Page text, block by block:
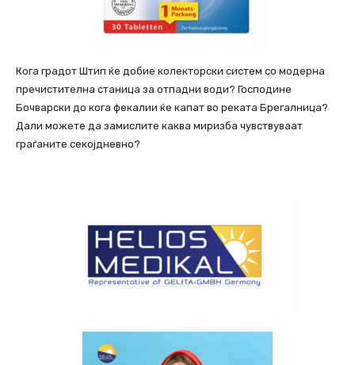
Кога градот Штип ќе добие колекторски систем со модерна
пречистителна станица за отпадни води? Господине
Бочварски до кога фекалии ќе капат во реката Брегалница?
Дали можете да замислите каква миризба чувствуваат
граѓаните секојдневно?